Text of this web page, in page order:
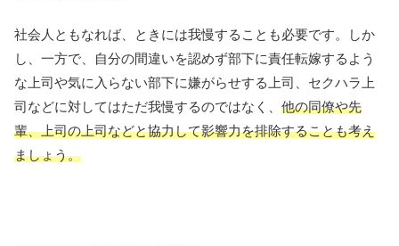
社会人ともなれば、ときには我慢することも必要です。しか
し、一方で、自分の間違いを認めず部下に責任転嫁するよう
な上司や気に入らない部下に嫌がらせする上司、セクハラ上
司などに対してはただ我慢するのではなく、 他の同僚や先
輩、上司の上司などと協力して影響力を排除することも考え
ましょう。